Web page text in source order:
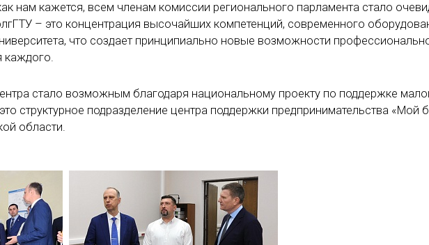
нам кажется, всем членам комиссии регионального парламента стало
– это концентрация высочайших компетенций, современного
что создает принципиально новые возможности
каждого.
стало возможным благодаря национальному проекту по поддержке
структурное подразделение центра поддержки предпринимательства «Мой
области.